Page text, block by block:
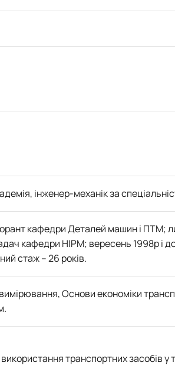
інженер-механік за
кафедри Деталей машин і ПТМ;
кафедри НІРМ; вересень 1998р і
стаж – 26 років.
Основи економіки
транспортних засобів